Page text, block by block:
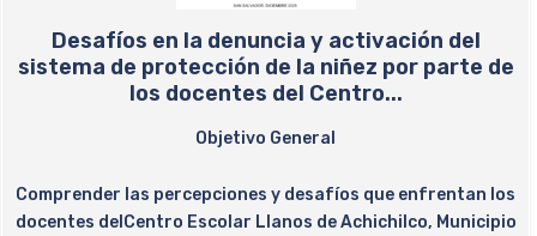
Desafíos en la denuncia y activación del
sistema de protección de la niñez por parte de
los docentes del Centro...
Objetivo General
Comprender las percepciones y desafíos que enfrentan los
docentes delCentro Escolar Llanos de Achichilco, Municipio